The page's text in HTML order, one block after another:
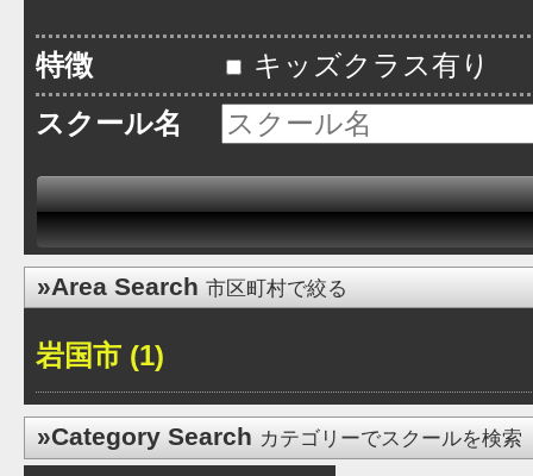
特徴
キッズクラス有り
スクール名
»Area Search市区町村で絞る
岩国市 (1)
»Category Search カテゴリーでスクールを検索